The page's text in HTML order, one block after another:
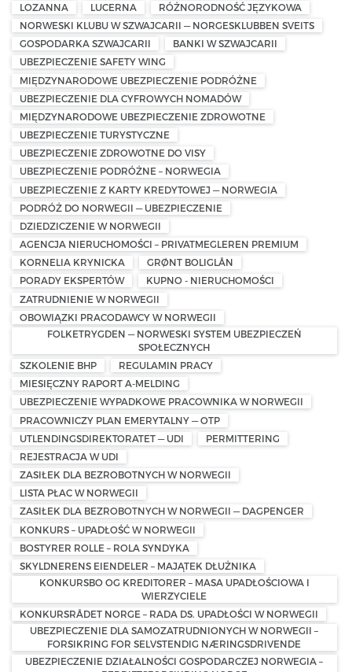
LOZANNA
LUCERNA
RÓŻNORODNOŚĆ JĘZYKOWA
NORWESKI KLUBU W SZWAJCARII — NORGESKLUBBEN SVEITS
GOSPODARKA SZWAJCARII
BANKI W SZWAJCARII
UBEZPIECZENIE SAFETY WING
MIĘDZYNARODOWE UBEZPIECZENIE PODRÓŻNE
UBEZPIECZENIE DLA CYFROWYCH NOMADÓW
MIĘDZYNARODOWE UBEZPIECZENIE ZDROWOTNE
UBEZPIECZENIE TURYSTYCZNE
UBEZPIECZENIE ZDROWOTNE DO VISY
UBEZPIECZENIE PODRÓŻNE – NORWEGIA
UBEZPIECZENIE Z KARTY KREDYTOWEJ — NORWEGIA
PODRÓŻ DO NORWEGII — UBEZPIECZENIE
DZIEDZICZENIE W NORWEGII
AGENCJA NIERUCHOMOŚCI – PRIVATMEGLEREN PREMIUM
KORNELIA KRYNICKA
GRØNT BOLIGLÅN
PORADY EKSPERTÓW
KUPNO - NIERUCHOMOŚCI
ZATRUDNIENIE W NORWEGII
OBOWIĄZKI PRACODAWCY W NORWEGII
FOLKETRYGDEN — NORWESKI SYSTEM UBEZPIECZEŃ
SPOŁECZNYCH
SZKOLENIE BHP
REGULAMIN PRACY
MIESIĘCZNY RAPORT A-MELDING
UBEZPIECZENIE WYPADKOWE PRACOWNIKA W NORWEGII
PRACOWNICZY PLAN EMERYTALNY — OTP
UTLENDINGSDIREKTORATET — UDI
PERMITTERING
REJESTRACJA W UDI
ZASIŁEK DLA BEZROBOTNYCH W NORWEGII
LISTA PŁAC W NORWEGII
ZASIŁEK DLA BEZROBOTNYCH W NORWEGII — DAGPENGER
KONKURS – UPADŁOŚĆ W NORWEGII
BOSTYRER ROLLE – ROLA SYNDYKA
SKYLDNERENS EIENDELER – MAJĄTEK DŁUŻNIKA
KONKURSBO OG KREDITORER – MASA UPADŁOŚCIOWA I
WIERZYCIELE
KONKURSRÅDET NORGE – RADA DS. UPADŁOŚCI W NORWEGII
UBEZPIECZENIE DLA SAMOZATRUDNIONYCH W NORWEGII –
FORSIKRING FOR SELVSTENDIG NÆRINGSDRIVENDE
UBEZPIECZENIE DZIAŁALNOŚCI GOSPODARCZEJ NORWEGIA –